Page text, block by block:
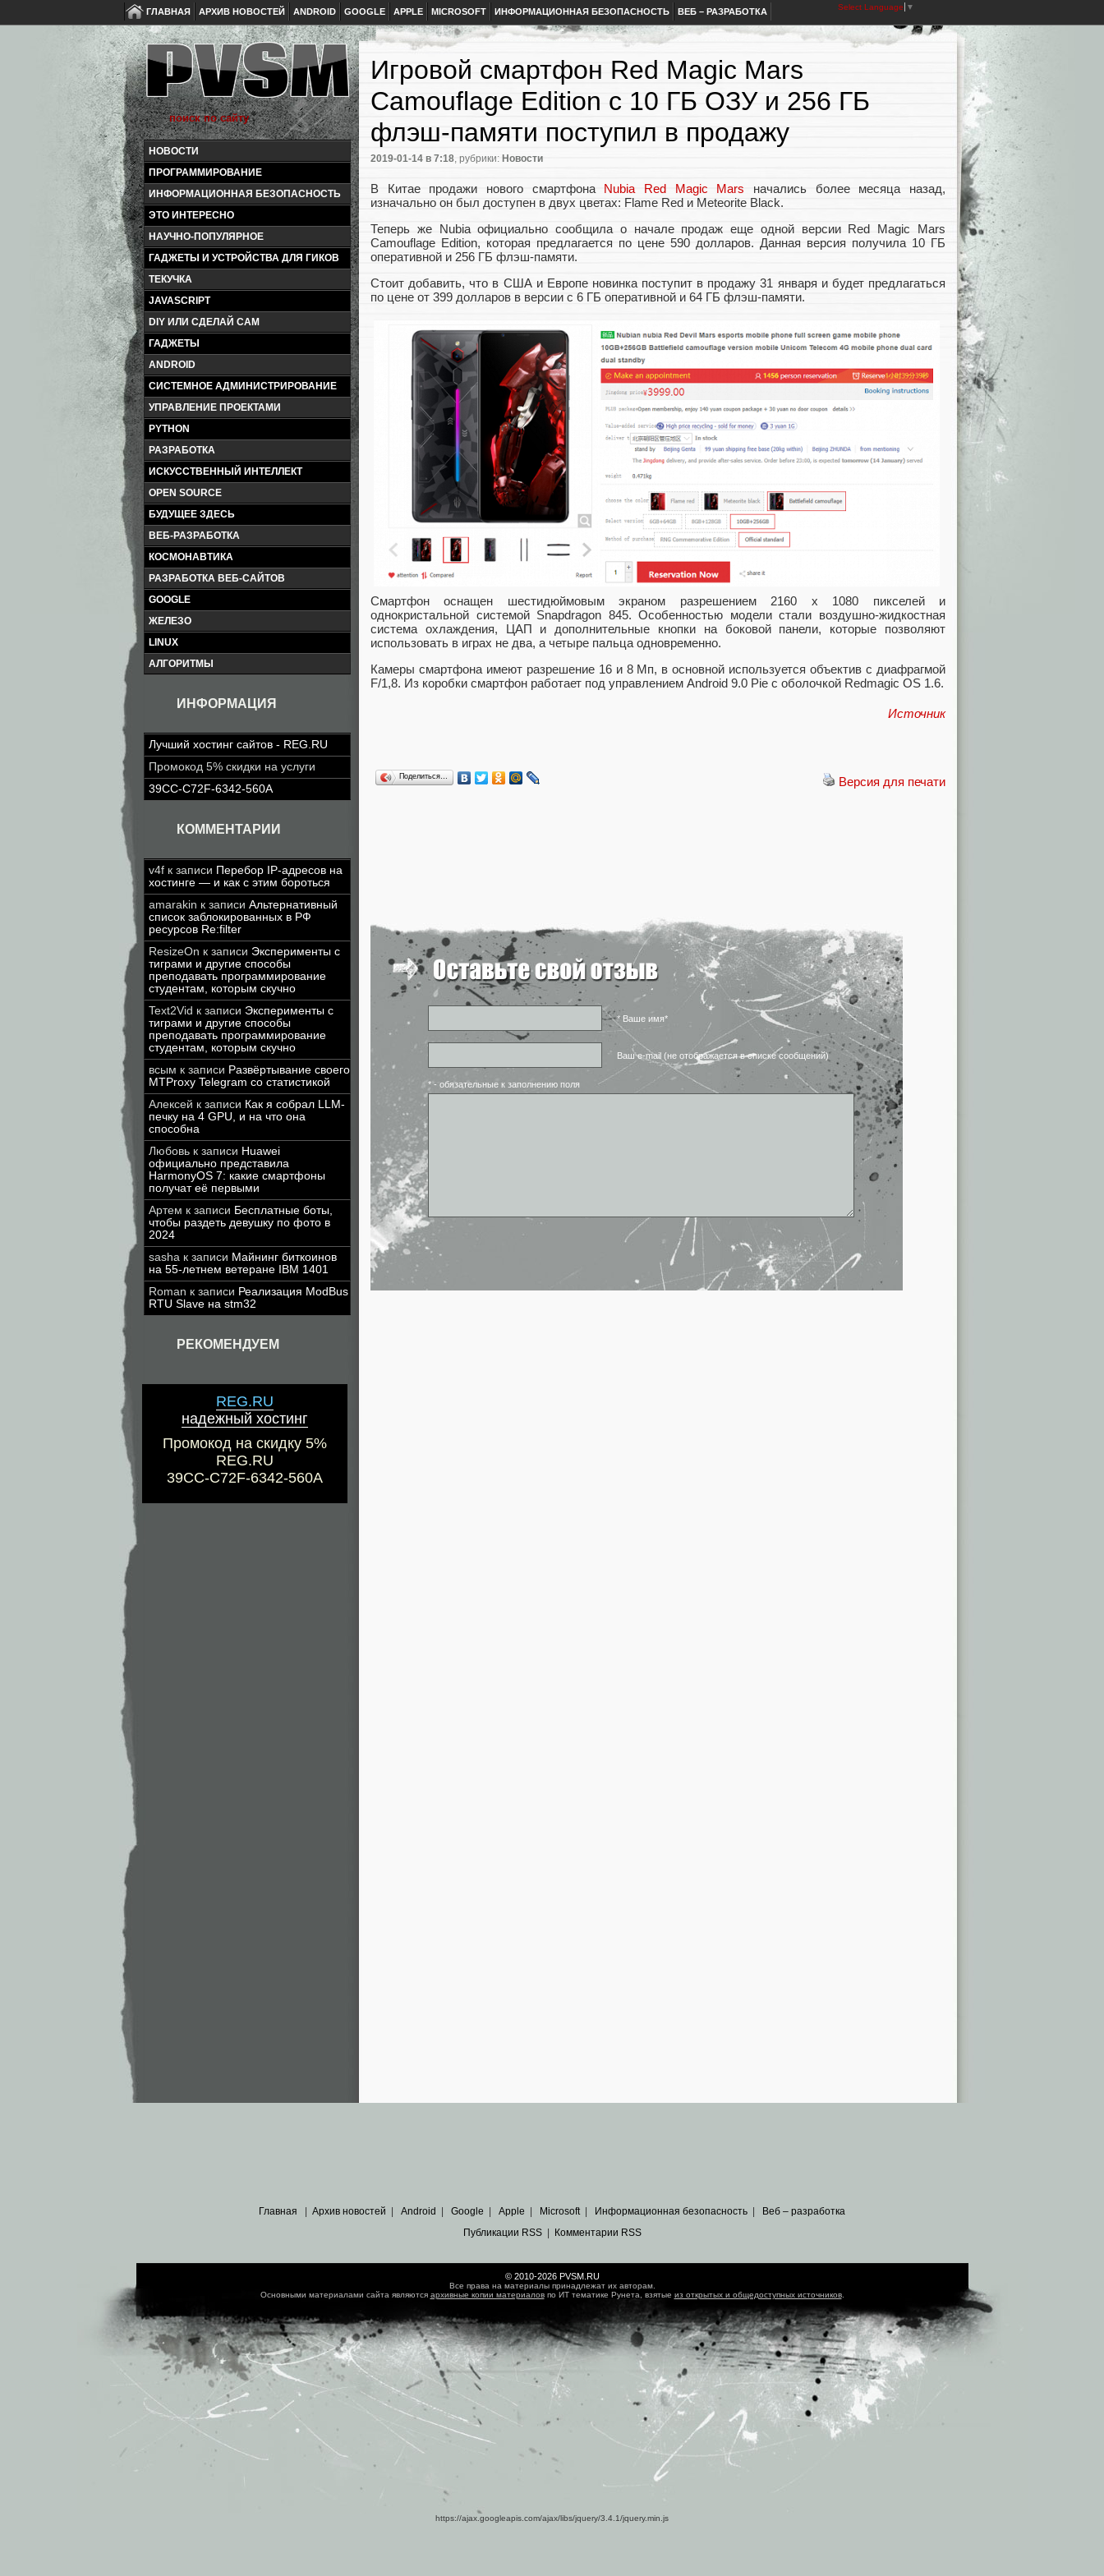
ГЛАВНАЯ АРХИВ НОВОСТЕЙ ANDROID GOOGLE APPLE MICROSOFT ИНФОРМАЦИОННАЯ БЕЗОПАСНОСТЬ ВЕБ – РАЗРАБОТКА Select Language ▼
НОВОСТИ
ПРОГРАММИРОВАНИЕ
ИНФОРМАЦИОННАЯ БЕЗОПАСНОСТЬ
ЭТО ИНТЕРЕСНО
НАУЧНО-ПОПУЛЯРНОЕ
ГАДЖЕТЫ И УСТРОЙСТВА ДЛЯ ГИКОВ
ТЕКУЧКА
JAVASCRIPT
DIY ИЛИ СДЕЛАЙ САМ
ГАДЖЕТЫ
ANDROID
СИСТЕМНОЕ АДМИНИСТРИРОВАНИЕ
УПРАВЛЕНИЕ ПРОЕКТАМИ
PYTHON
РАЗРАБОТКА
ИСКУССТВЕННЫЙ ИНТЕЛЛЕКТ
OPEN SOURCE
БУДУЩЕЕ ЗДЕСЬ
ВЕБ-РАЗРАБОТКА
КОСМОНАВТИКА
РАЗРАБОТКА ВЕБ-САЙТОВ
GOOGLE
ЖЕЛЕЗО
LINUX
АЛГОРИТМЫ
ИНФОРМАЦИЯ
Лучший хостинг сайтов - REG.RU
Промокод 5% скидки на услуги
39CC-C72F-6342-560A
КОММЕНТАРИИ
v4f к записи Перебор IP-адресов на
хостинге — и как с этим бороться
amarakin к записи Альтернативный
список заблокированных в РФ
ресурсов Re:filter
ResizeOn к записи Эксперименты с
тиграми и другие способы
преподавать программирование
студентам, которым скучно
Text2Vid к записи Эксперименты с
тиграми и другие способы
преподавать программирование
студентам, которым скучно
всым к записи Развёртывание своего
MTProxy Telegram со статистикой
Алексей к записи Как я собрал LLM-
печку на 4 GPU, и на что она
способна
Любовь к записи Huawei
официально представила
HarmonyOS 7: какие смартфоны
получат её первыми
Артем к записи Бесплатные боты,
чтобы раздеть девушку по фото в
2024
sasha к записи Майнинг биткоинов
на 55-летнем ветеране IBM 1401
Roman к записи Реализация ModBus
RTU Slave на stm32
РЕКОМЕНДУЕМ
REG.RU
надежный хостинг
Промокод на скидку 5%
REG.RU
39CC-C72F-6342-560A
Игровой смартфон Red Magic Mars
Camouflage Edition с 10 ГБ ОЗУ и 256 ГБ
флэш-памяти поступил в продажу
2019-01-14 в 7:18, рубрики: Новости
В Китае продажи нового смартфона Nubia Red Magic Mars начались более месяца назад,
изначально он был доступен в двух цветах: Flame Red и Meteorite Black.
Теперь же Nubia официально сообщила о начале продаж еще одной версии Red Magic Mars
Camouflage Edition, которая предлагается по цене 590 долларов. Данная версия получила 10 ГБ
оперативной и 256 ГБ флэш-памяти.
Стоит добавить, что в США и Европе новинка поступит в продажу 31 января и будет предлагаться
по цене от 399 долларов в версии с 6 ГБ оперативной и 64 ГБ флэш-памяти.
Смартфон оснащен шестидюймовым экраном разрешением 2160 х 1080 пикселей и
однокристальной системой Snapdragon 845. Особенностью модели стали воздушно-жидкостная
система охлаждения, ЦАП и дополнительные кнопки на боковой панели, которые позволяют
использовать в играх не два, а четыре пальца одновременно.
Камеры смартфона имеют разрешение 16 и 8 Мп, в основной используется объектив с диафрагмой
F/1,8. Из коробки смартфон работает под управлением Android 9.0 Pie с оболочкой Redmagic OS 1.6.
Источник
Версия для печати
Поделиться…
* Ваше имя*
Ваш e-mail (не отображается в списке сообщений)
* - обязательные к заполнению поля
Главная Архив новостей Android Google Apple Microsoft| Информационная безопасность
Веб – разработка
Публикации RSS| Комментарии RSS
© 2010-2026 PVSM.RU
Все права на материалы принадлежат их авторам.
Основными материалами сайта являются архивные копии материаловпо ИТ тематике Рунета, взятые из открытых и общедоступных источников.
https://ajax.googleapis.com/ajax/libs/jquery/3.4.1/jquery.min.js